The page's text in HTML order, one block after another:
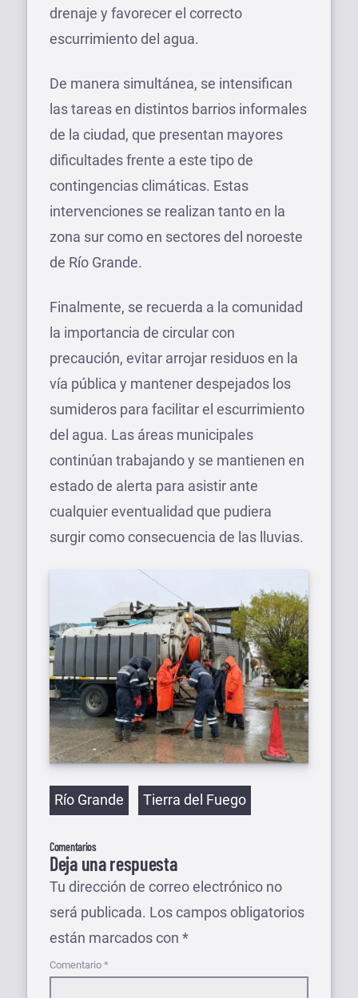
drenaje y favorecer el correcto
escurrimiento del agua.
De manera simultánea, se intensifican
las tareas en distintos barrios informales
de la ciudad, que presentan mayores
dificultades frente a este tipo de
contingencias climáticas. Estas
intervenciones se realizan tanto en la
zona sur como en sectores del noroeste
de Río Grande.
Finalmente, se recuerda a la comunidad
la importancia de circular con
precaución, evitar arrojar residuos en la
vía pública y mantener despejados los
sumideros para facilitar el escurrimiento
del agua. Las áreas municipales
continúan trabajando y se mantienen en
estado de alerta para asistir ante
cualquier eventualidad que pudiera
surgir como consecuencia de las lluvias.
Etiquetas
Río Grande Tierra del Fuego
Comentarios
Deja una respuesta
Tu dirección de correo electrónico no
será publicada. Los campos obligatorios
están marcados con *
Comentario *